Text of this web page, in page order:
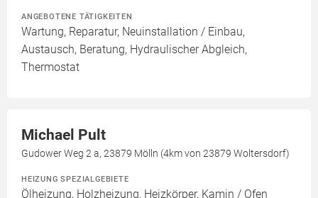
ANGEBOTENE TÄTIGKEITEN
Wartung, Reparatur, Neuinstallation / Einbau,
Austausch, Beratung, Hydraulischer Abgleich,
Thermostat
Michael Pult
Gudower Weg 2 a, 23879 Mölln (4km von 23879 Woltersdorf)
HEIZUNG SPEZIALGEBIETE
Ölheizung, Holzheizung, Heizkörper, Kamin / Ofen